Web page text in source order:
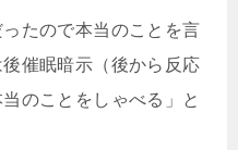
たので本当のことを言
催眠暗示（後から反応
のことをしゃべる」と